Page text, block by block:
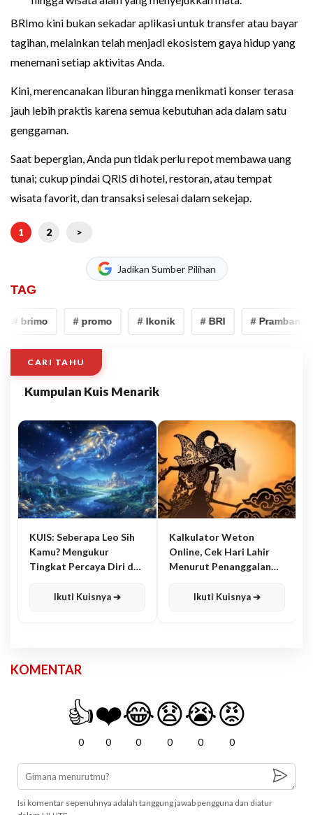
BRImo kini bukan sekadar aplikasi untuk transfer atau bayar
tagihan, melainkan telah menjadi ekosistem gaya hidup yang
menemani setiap aktivitas Anda.
Kini, merencanakan liburan hingga menikmati konser terasa
jauh lebih praktis karena semua kebutuhan ada dalam satu
genggaman.
Saat bepergian, Anda pun tidak perlu repot membawa uang
tunai; cukup pindai QRIS di hotel, restoran, atau tempat
wisata favorit, dan transaksi selesai dalam sekejap.
1 2 >
Jadikan Sumber Pilihan
TAG
# brimo # promo # Ikonik # BRI # Prambanan
CARI TAHU
Kumpulan Kuis Menarik
KUIS: Seberapa Leo Sih
Kamu? Mengukur
Tingkat Percaya Diri dan
Ikuti Kuisnya ➔
Kalkulator Weton
Online, Cek Hari Lahir
Menurut Penanggalan
Ikuti Kuisnya ➔
KOMENTAR
👍
0
❤️
0
😂
0
😧
0
😭
0
😡
0
Isi komentar sepenuhnya adalah tanggung jawab pengguna dan diatur